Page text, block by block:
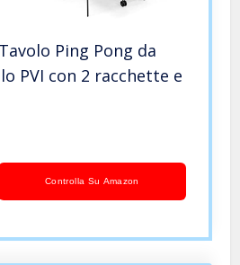
Ping Pong da
PVI con 2 racchette e
Controlla Su Amazon